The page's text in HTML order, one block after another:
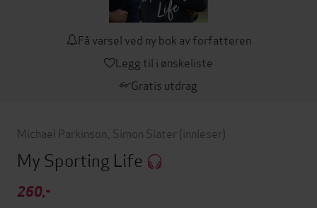
Få varsel ved ny bok av forfatteren
Legg til i ønskeliste
Gratis utdrag
Michael Parkinson Simon Slater (innleser)
My Sporting Life
260,-